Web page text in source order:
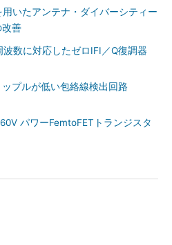
いたアンテナ・ダイバーシティー
改善
数に対応したゼロIFI／Q復調器
プルが低い包絡線検出回路
パワーFemtoFETトランジスタ